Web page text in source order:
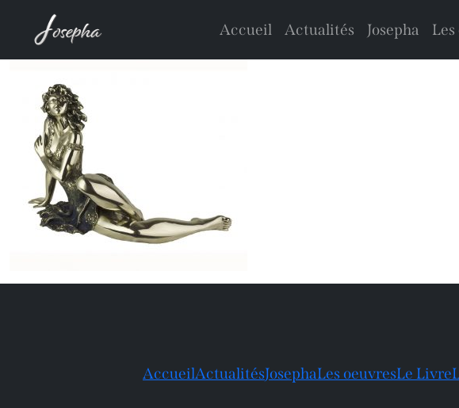
Accueil Actualités Josepha
AccueilActualitésJosephaLes oeuvresLe Livre